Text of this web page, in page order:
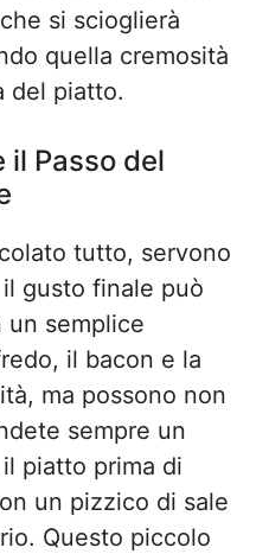
si scioglierà
quella cremosità
del piatto.
il Passo del
tutto, servono
gusto finale può
un semplice
il bacon e la
ma possono non
sempre un
piatto prima di
un pizzico di sale
Questo piccolo